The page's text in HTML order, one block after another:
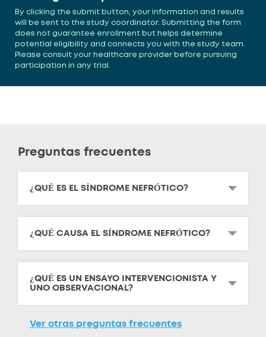
By clicking the submit button, your information and results
will be sent to the study coordinator. Submitting the form
does not guarantee enrollment but helps determine
potential eligibility and connects you with the study team.
Please consult your healthcare provider before pursuing
participation in any trial.
Preguntas frecuentes
¿QUÉ ES EL SÍNDROME NEFRÓTICO?
¿QUÉ CAUSA EL SÍNDROME NEFRÓTICO?
¿QUÉ ES UN ENSAYO INTERVENCIONISTA Y
UNO OBSERVACIONAL?
Ver otras preguntas frecuentes